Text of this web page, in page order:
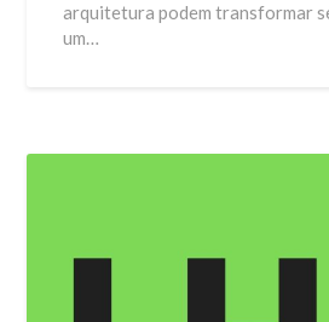
arquitetura podem transformar
um…